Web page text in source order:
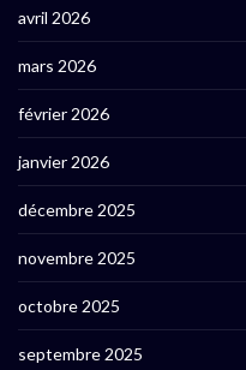
avril 2026
mars 2026
février 2026
janvier 2026
décembre 2025
novembre 2025
octobre 2025
septembre 2025